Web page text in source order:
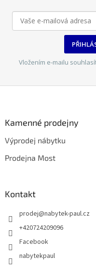
Vložením e-mailu
Kamenné prodejny
Výprodej nábytku
Prodejna Most
Kontakt
prodej@nabytek-paul.cz
+420724209096
Facebook
nabytekpaul